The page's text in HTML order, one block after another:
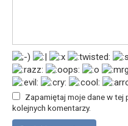
Zapamiętaj moje dane w tej
kolejnych komentarzy.